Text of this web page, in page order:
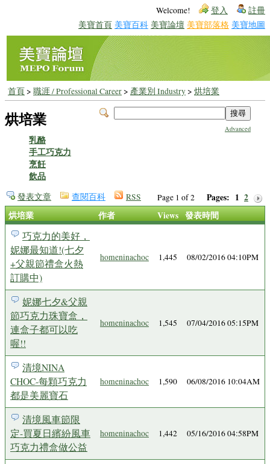
Welcome! 登入 註冊
美寶首頁 美寶百科 美寶論壇 美寶部落格 美寶地圖
首頁> 職涯 / Professional Career> 產業別 Industry> 烘培業
Advanced
烘培業
乳酪
手工巧克力
烹飪
飲品
Page 1 of 2 Pages: 1 2
發表文章 查閱百科 RSS
烘培業 作者 Views 發表時間
巧克力的美好，
妮娜最知道!(七夕
+父親節禮盒火熱
訂購中)
homeninachoc 1,445 08/02/2016 04:10PM
妮娜七夕&父親
節巧克力珠寶盒，
連盒子都可以吃
喔!!
homeninachoc 1,545 07/04/2016 05:15PM
清境NINA
CHOC-每顆巧克力
都是美麗寶石
homeninachoc 1,590 06/08/2016 10:04AM
清境風車節限
定-買夏日繽紛風車
巧克力禮盒做公益
homeninachoc 1,442 05/16/2016 04:58PM